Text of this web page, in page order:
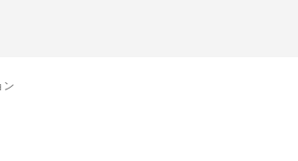
ン